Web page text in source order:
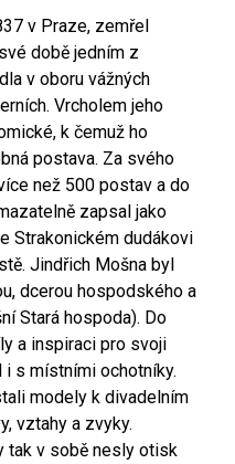
v Praze, zemřel
době jedním z
v oboru vážných
Vrcholem jeho
k čemuž ho
postava. Za svého
než 500 postav a do
zapsal jako
Strakonickém dudákovi
Jindřich Mošna byl
dcerou hospodského a
Stará hospoda). Do
a inspiraci pro svoji
s místními ochotníky.
modely k divadelním
vztahy a zvyky.
tak v sobě nesly otisk